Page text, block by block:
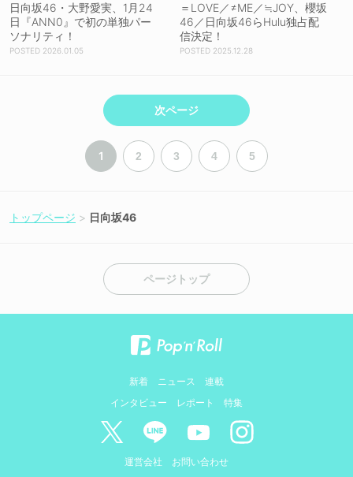
日向坂46・大野愛実、1月24
日『ANN0』で初の単独パー
ソナリティ！
2026.01.05
＝LOVE／≠ME／≒JOY、櫻坂
46／日向坂46らHulu独占配
信決定！
2025.12.28
次ページ
1 2 3 4 5
トップページ 日向坂46
ページトップ
新着 ニュース
連載
インタビュー
レポート 特集
運営会社 お問い合わせ